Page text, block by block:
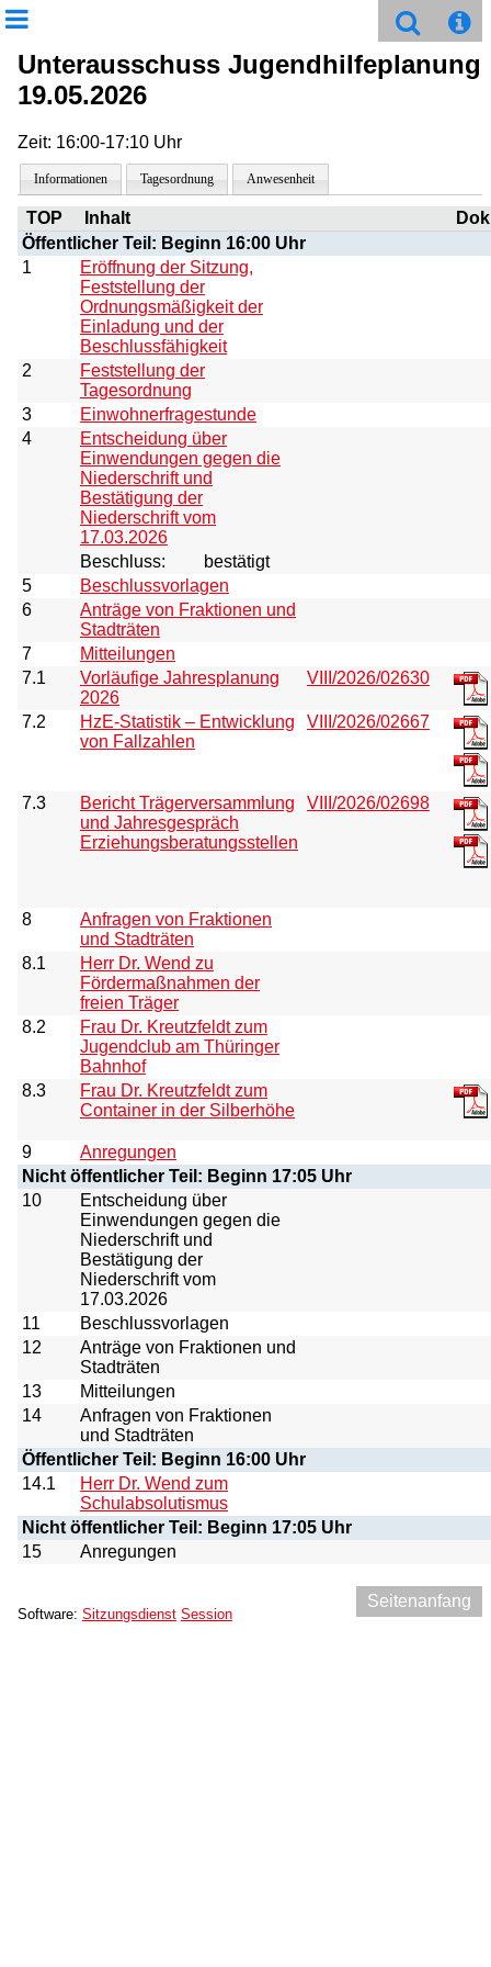
Unterausschuss Jugendhilfeplanung
19.05.2026
Zeit: 16:00-17:10 Uhr
Informationen Tagesordnung Anwesenheit
TOP Inhalt
Öffentlicher Teil: Beginn 16:00 Uhr
1
Eröffnung der Sitzung,
Feststellung der
Ordnungsmäßigkeit der
Einladung und der
Beschlussfähigkeit
2
Feststellung der
Tagesordnung
3
Einwohnerfragestunde
4
Entscheidung über
Einwendungen gegen die
Niederschrift und
Bestätigung der
Niederschrift vom
17.03.2026
Beschluss:
bestätigt
5
Beschlussvorlagen
6
Anträge von Fraktionen und
Stadträten
7
Mitteilungen
7.1
Vorläufige Jahresplanung
2026
VIII/2026/02630
7.2
HzE-Statistik – Entwicklung
von Fallzahlen
VIII/2026/02667
7.3
Bericht Trägerversammlung
und Jahresgespräch
Erziehungsberatungsstellen
VIII/2026/02698
8
Anfragen von Fraktionen
und Stadträten
8.1
Herr Dr. Wend zu
Fördermaßnahmen der
freien Träger
8.2
Frau Dr. Kreutzfeldt zum
Jugendclub am Thüringer
Bahnhof
8.3
Frau Dr. Kreutzfeldt zum
Container in der Silberhöhe
9
Anregungen
Nicht öffentlicher Teil: Beginn 17:05 Uhr
10
Entscheidung über
Einwendungen gegen die
Niederschrift und
Bestätigung der
Niederschrift vom
17.03.2026
11
Beschlussvorlagen
12
Anträge von Fraktionen und
Stadträten
13
Mitteilungen
14
Anfragen von Fraktionen
und Stadträten
Öffentlicher Teil: Beginn 16:00 Uhr
14.1
Herr Dr. Wend zum
Schulabsolutismus
Nicht öffentlicher Teil: Beginn 17:05 Uhr
15
Anregungen
Seitenanfang
Software: Sitzungsdienst Session